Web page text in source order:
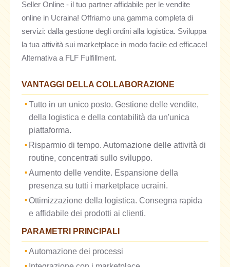
Seller Online - il tuo partner affidabile per le vendite
online in Ucraina! Offriamo una gamma completa di
servizi: dalla gestione degli ordini alla logistica. Sviluppa
la tua attività sui marketplace in modo facile ed efficace!
Alternativa a FLF Fulfillment.
VANTAGGI DELLA COLLABORAZIONE
Tutto in un unico posto. Gestione delle vendite,
della logistica e della contabilità da un'unica
piattaforma.
Risparmio di tempo. Automazione delle attività di
routine, concentrati sullo sviluppo.
Aumento delle vendite. Espansione della
presenza su tutti i marketplace ucraini.
Ottimizzazione della logistica. Consegna rapida
e affidabile dei prodotti ai clienti.
PARAMETRI PRINCIPALI
Automazione dei processi